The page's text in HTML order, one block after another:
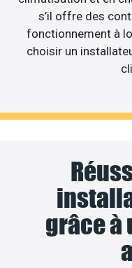
s’il offre des
fonctionnement à
choisir un
grâce à